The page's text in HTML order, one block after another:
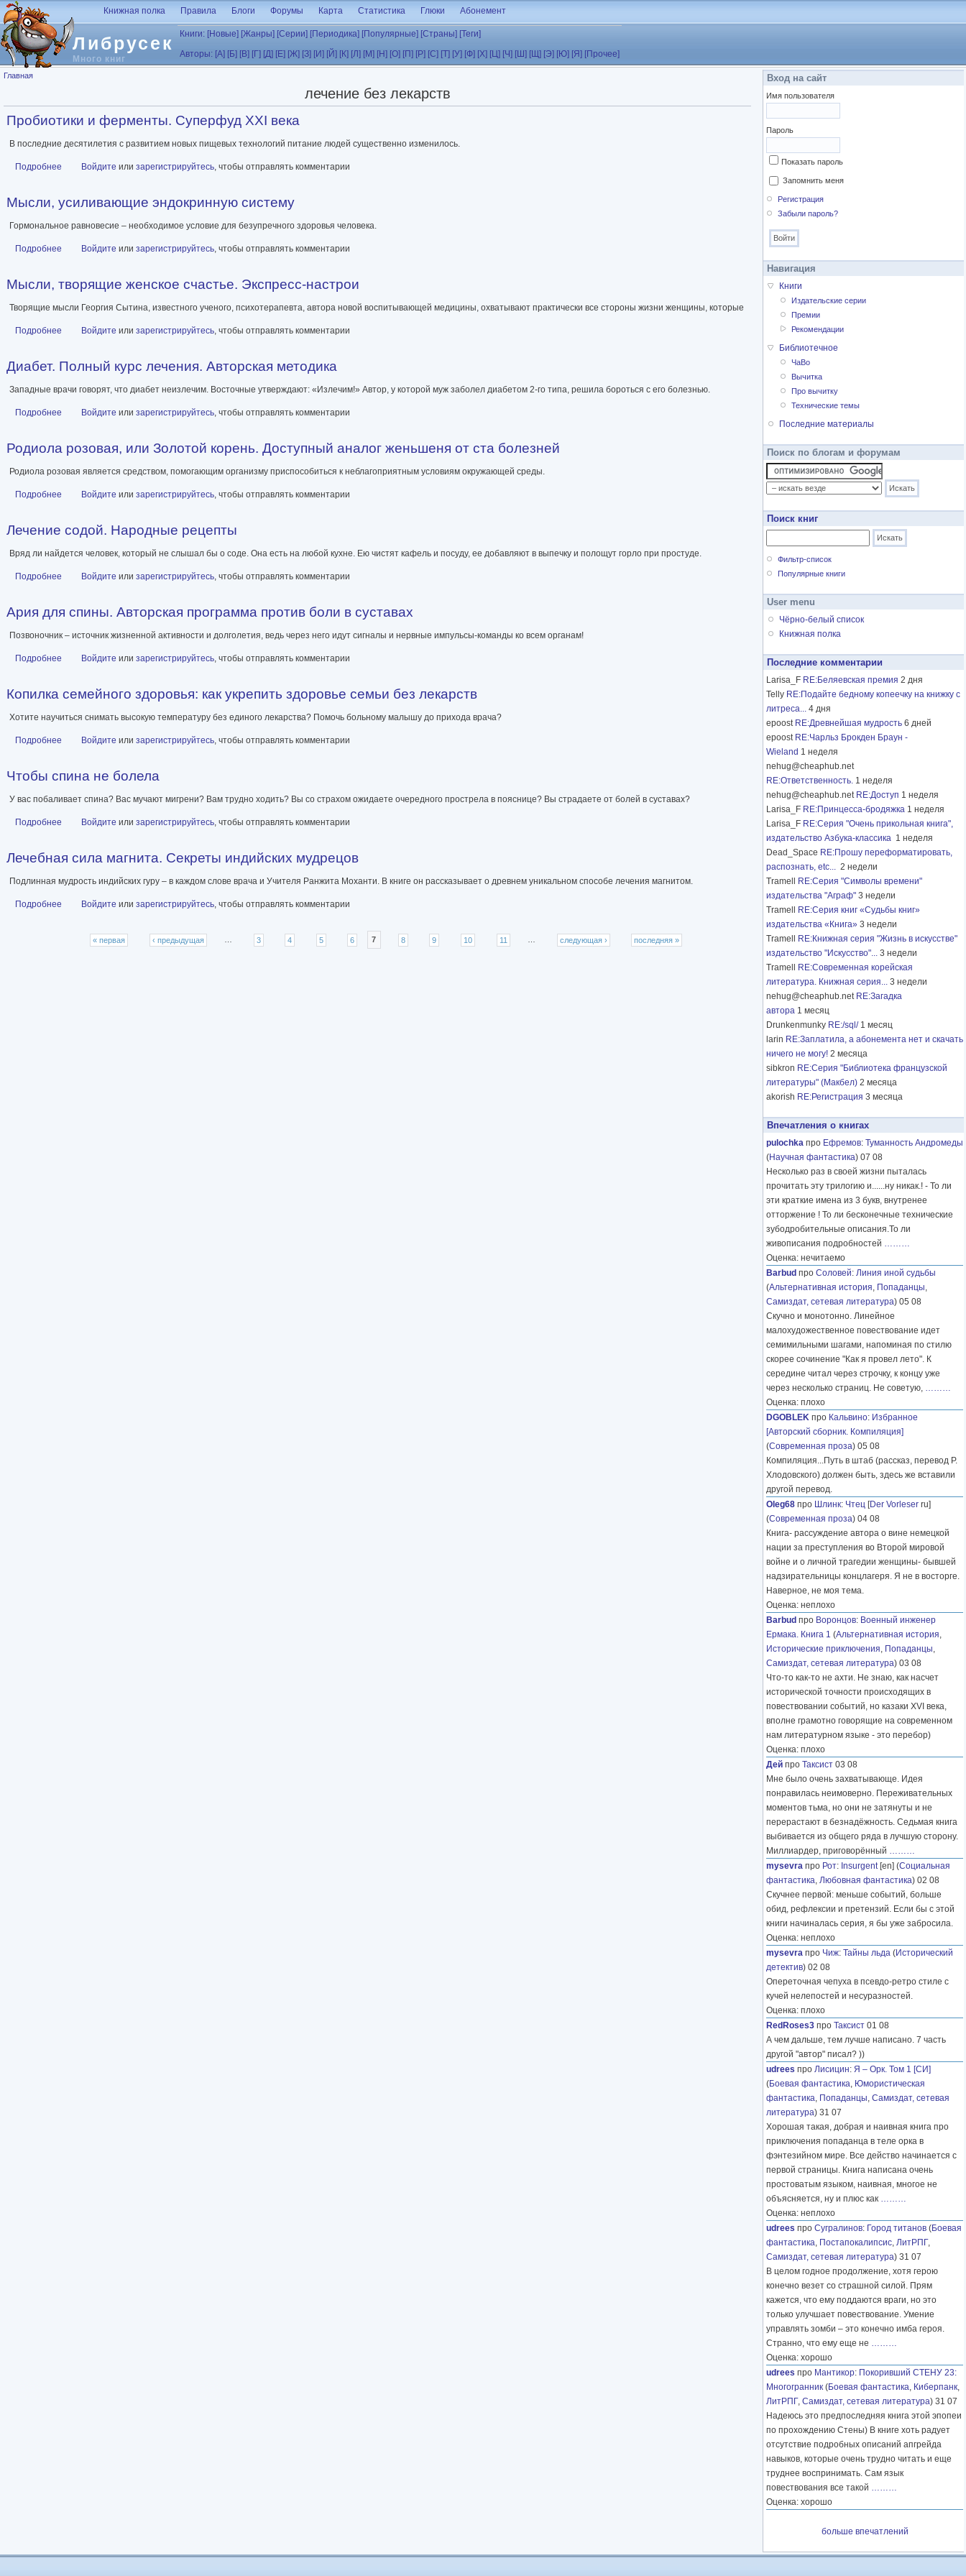
Перейти к основному содержанию
Либрусек
Много книг
Книжная полка Правила Блоги Форумы Карта Статистика Глюки Абонемент
Книги: [Новые] [Жанры] [Серии] [Периодика] [Популярные] [Страны] [Теги]
Авторы: [А] [Б] [В] [Г] [Д] [Е] [Ж] [З] [И] [Й] [К] [Л] [М] [Н] [О] [П] [Р] [С] [Т] [У] [Ф] [Х] [Ц] [Ч] [Ш] [Щ] [Э] [Ю] [Я] [Прочее]
Вы здесь
Главная
лечение без лекарств
Пробиотики и ферменты. Суперфуд XXI века
В последние десятилетия с развитием новых пищевых технологий питание людей существенно изменилось.
Подробнее о Пробиотики и ферменты. Суперфуд XXI века
Войдите или зарегистрируйтесь, чтобы отправлять комментарии
Мысли, усиливающие эндокринную систему
Гормональное равновесие – необходимое условие для безупречного здоровья человека.
Подробнее о Мысли, усиливающие эндокринную систему
Войдите или зарегистрируйтесь, чтобы отправлять комментарии
Мысли, творящие женское счастье. Экспресс-настрои
Творящие мысли Георгия Сытина, известного ученого, психотерапевта, автора новой воспитывающей медицины, охватывают практически все стороны жизни женщины, которые
Подробнее о Мысли, творящие женское счастье. Экспресс-настрои
Войдите или зарегистрируйтесь, чтобы отправлять комментарии
Диабет. Полный курс лечения. Авторская методика
Западные врачи говорят, что диабет неизлечим. Восточные утверждают: «Излечим!» Автор, у которой муж заболел диабетом 2-го типа, решила бороться с его болезнью.
Подробнее о Диабет. Полный курс лечения. Авторская методика
Войдите или зарегистрируйтесь, чтобы отправлять комментарии
Родиола розовая, или Золотой корень. Доступный аналог женьшеня от ста болезней
Родиола розовая является средством, помогающим организму приспособиться к неблагоприятным условиям окружающей среды.
Подробнее о Родиола розовая, или Золотой корень. Доступный аналог женьшеня от ста болезней
Войдите или зарегистрируйтесь, чтобы отправлять комментарии
Лечение содой. Народные рецепты
Вряд ли найдется человек, который не слышал бы о соде. Она есть на любой кухне. Ею чистят кафель и посуду, ее добавляют в выпечку и полощут горло при простуде.
Подробнее о Лечение содой. Народные рецепты
Войдите или зарегистрируйтесь, чтобы отправлять комментарии
Ария для спины. Авторская программа против боли в суставах
Позвоночник – источник жизненной активности и долголетия, ведь через него идут сигналы и нервные импульсы-команды ко всем органам!
Подробнее о Ария для спины. Авторская программа против боли в суставах
Войдите или зарегистрируйтесь, чтобы отправлять комментарии
Копилка семейного здоровья: как укрепить здоровье семьи без лекарств
Хотите научиться снимать высокую температуру без единого лекарства? Помочь больному малышу до прихода врача?
Подробнее о Копилка семейного здоровья: как укрепить здоровье семьи без лекарств
Войдите или зарегистрируйтесь, чтобы отправлять комментарии
Чтобы спина не болела
У вас побаливает спина? Вас мучают мигрени? Вам трудно ходить? Вы со страхом ожидаете очередного прострела в пояснице? Вы страдаете от болей в суставах?
Подробнее о Чтобы спина не болела
Войдите или зарегистрируйтесь, чтобы отправлять комментарии
Лечебная сила магнита. Секреты индийских мудрецов
Подлинная мудрость индийских гуру – в каждом слове врача и Учителя Ранжита Моханти. В книге он рассказывает о древнем уникальном способе лечения магнитом.
Подробнее о Лечебная сила магнита. Секреты индийских мудрецов
Войдите или зарегистрируйтесь, чтобы отправлять комментарии
« первая ‹ предыдущая … 3 4 5 6 7 8 9 10 11 … следующая › последняя »
Вход на сайт
Имя пользователя
Пароль
Показать пароль
Запомнить меня
Регистрация
Забыли пароль?
Навигация
Книги
Издательские серии
Премии
Рекомендации
Библиотечное
ЧаВо
Вычитка
Про вычитку
Технические темы
Последние материалы
Поиск по блогам и форумам
Поиск книг
Фильтр-список
Популярные книги
User menu
Чёрно-белый список
Книжная полка
Последние комментарии
Larisa_F RE:Беляевская премия 2 дня
Telly RE:Подайте бедному копеечку на книжку с
литреса... 4 дня
epoost RE:Древнейшая мудрость 6 дней
epoost RE:Чарльз Брокден Браун -
Wieland 1 неделя
nehug@cheaphub.net
RE:Ответственность. 1 неделя
nehug@cheaphub.net RE:Доступ 1 неделя
Larisa_F RE:Принцесса-бродяжка 1 неделя
Larisa_F RE:Серия "Очень прикольная книга",
издательство Азбука-классика 1 неделя
Dead_Space RE:Прошу переформатировать,
распознать, etc... 2 недели
Tramell
RE:Серия "Символы времени"
издательства "Аграф" 3 недели
Tramell
RE:Серия книг «Судьбы книг»
издательства «Книга» 3 недели
Tramell
RE:Книжная серия "Жизнь в искусстве"
издательство "Искусство"... 3 недели
Tramell
RE:Современная корейская
литература. Книжная серия... 3 недели
nehug@cheaphub.net RE:Загадка
автора 1 месяц
Drunkenmunky RE:/sql/ 1 месяц
larin RE:Заплатила, а абонемента нет и скачать
ничего не могу! 2 месяца
sibkron RE:Серия "Библиотека французской
литературы" (Макбел) 2 месяца
akorish RE:Регистрация 3 месяца
Впечатления о книгах
pulochka про Ефремов: Туманность Андромеды
(Научная фантастика) 07 08
Несколько раз в своей жизни пыталась
прочитать эту трилогию и......ну никак.! - То ли
эти краткие имена из 3 букв, внутренее
отторжение ! То ли бесконечные технические
зубодробительные описания.То ли
живописания подробностей ………
Оценка: нечитаемо
Barbud про Соловей: Линия иной судьбы
(Альтернативная история, Попаданцы,
Самиздат, сетевая литература) 05 08
Скучно и монотонно. Линейное
малохудожественное повествование идет
семимильными шагами, напоминая по стилю
скорее сочинение "Как я провел лето". К
середине читал через строчку, к концу уже
через несколько страниц. Не советую, ………
Оценка: плохо
DGOBLEK про Кальвино: Избранное
[Авторский сборник. Компиляция]
(Современная проза) 05 08
Компиляция...Путь в штаб (рассказ, перевод Р.
Хлодовского) должен быть, здесь же вставили
другой перевод.
Oleg68 про Шлинк: Чтец [Der Vorleser ru]
(Современная проза) 04 08
Книга- рассуждение автора о вине немецкой
нации за преступления во Второй мировой
войне и о личной трагедии женщины- бывшей
надзирательницы концлагеря. Я не в восторге.
Наверное, не моя тема.
Оценка: неплохо
Barbud про Воронцов: Военный инженер
Ермака. Книга 1 (Альтернативная история,
Исторические приключения, Попаданцы,
Самиздат, сетевая литература) 03 08
Что-то как-то не ахти. Не знаю, как насчет
исторической точности происходящих в
повествовании событий, но казаки XVI века,
вполне грамотно говорящие на современном
нам литературном языке - это перебор)
Оценка: плохо
Дей про Таксист 03 08
Мне было очень захватывающе. Идея
понравилась неимоверно. Переживательных
моментов тьма, но они не затянуты и не
перерастают в безнадёжность. Седьмая книга
выбивается из общего ряда в лучшую сторону.
Миллиардер, приговорённый ………
mysevra про Рот: Insurgent[en] (Социальная
фантастика, Любовная фантастика) 02 08
Скучнее первой: меньше событий, больше
обид, рефлексии и претензий. Если бы с этой
книги начиналась серия, я бы уже забросила.
Оценка: неплохо
mysevra про Чиж: Тайны льда (Исторический
детектив) 02 08
Опереточная чепуха в псевдо-ретро стиле с
кучей нелепостей и несуразностей.
Оценка: плохо
RedRoses3 про Таксист 01 08
А чем дальше, тем лучше написано. 7 часть
другой "автор" писал? ))
udrees про Лисицин: Я – Орк. Том 1 [СИ]
(Боевая фантастика, Юмористическая
фантастика, Попаданцы, Самиздат, сетевая
литература) 31 07
Хорошая такая, добрая и наивная книга про
приключения попаданца в теле орка в
фэнтезийном мире. Все действо начинается с
первой страницы. Книга написана очень
простоватым языком, наивная, многое не
объясняется, ну и плюс как ………
Оценка: неплохо
udrees про Сугралинов: Город титанов (Боевая
фантастика, Постапокалипсис, ЛитРПГ,
Самиздат, сетевая литература) 31 07
В целом годное продолжение, хотя герою
конечно везет со страшной силой. Прям
кажется, что ему поддаются враги, но это
только улучшает повествование. Умение
управлять зомби – это конечно имба героя.
Странно, что ему еще не ………
Оценка: хорошо
udrees про Мантикор: Покоривший СТЕНУ 23:
Многогранник (Боевая фантастика, Киберпанк,
ЛитРПГ, Самиздат, сетевая литература) 31 07
Надеюсь это предпоследняя книга этой эпопеи
по прохождению Стены) В книге хоть радует
отсутствие подробных описаний апгрейда
навыков, которые очень трудно читать и еще
труднее воспринимать. Сам язык
повествования все такой ………
Оценка: хорошо
больше впечатлений